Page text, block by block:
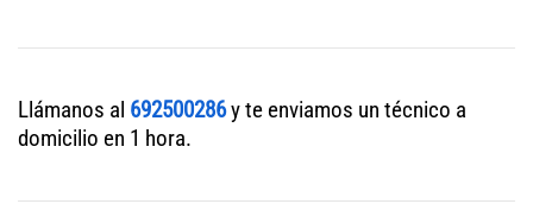
Llámanos al 692500286y te enviamos un técnico a
domicilio en 1 hora.